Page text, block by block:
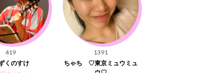
419
くのすけ
1391
ちゃち ♡東京ミュウミュ